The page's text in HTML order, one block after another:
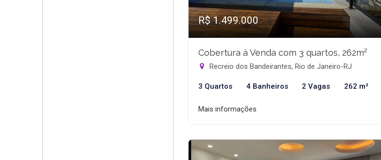
R$ 1.499.000
Cobertura à Venda com 3 quartos, 262m²
Recreio dos Bandeirantes, Rio de Janeiro-RJ
3 Quartos 4 Banheiros 2 Vagas 262 m²
Mais informações